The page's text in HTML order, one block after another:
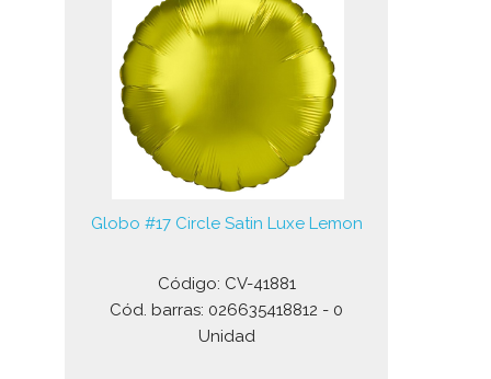
Globo #17 Circle Satin Luxe Lemon
Código: CV-41881
Cód. barras: 026635418812 - 0
Unidad